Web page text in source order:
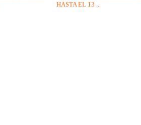
HASTA EL 13 ...